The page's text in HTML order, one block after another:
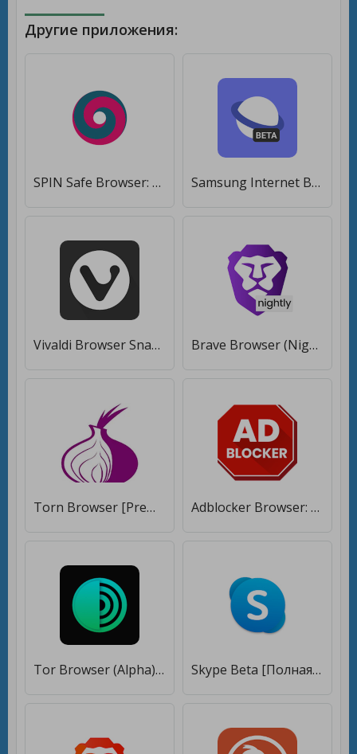
Другие приложения:
SPIN Safe Browser: Best Filtered Website Browser [Premium] Samsung Internet Browser Beta [Premium]
Vivaldi Browser Snapshot [Premium] Brave Browser (Nightly) [Полная версия]
Torn Browser [Premium] Adblocker Browser: Adblock & блокировка рекламы [Premium]
Tor Browser (Alpha) [Без рекламы] Skype Beta [Полная версия]